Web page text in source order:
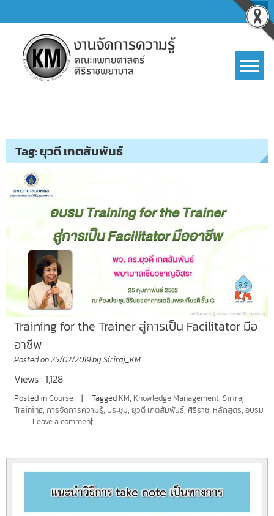
to
content
Tag:ยุวดี เกตสัมพันธ์
Training for the Trainer สู่การเป็น Facilitator มือ
อาชีพ
Posted on25/02/2019by Siriraj_KM
Views : 1,128
Posted inCourse Tagged KM, Knowledge Management, Siriraj,
Training, การจัดการความรู้, ประชุม, ยุวดี เกตสัมพันธ์, ศิริราช, หลักสูตร, อบรม
Leave a comment